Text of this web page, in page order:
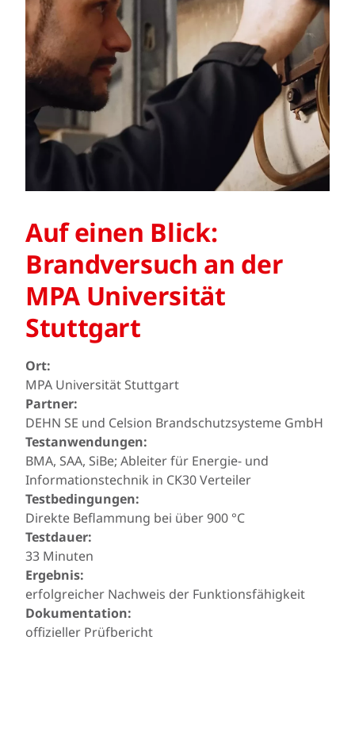
Auf einen Blick:
Brandversuch an der
MPA Universität
Stuttgart
Ort:
MPA Universität Stuttgart
Partner:
DEHN SE und Celsion Brandschutzsysteme GmbH
Testanwendungen:
BMA, SAA, SiBe; Ableiter für Energie- und
Informationstechnik in CK30 Verteiler
Testbedingungen:
Direkte Beflammung bei über 900 °C
Testdauer:
33 Minuten
Ergebnis:
erfolgreicher Nachweis der Funktionsfähigkeit
Dokumentation:
offizieller Prüfbericht